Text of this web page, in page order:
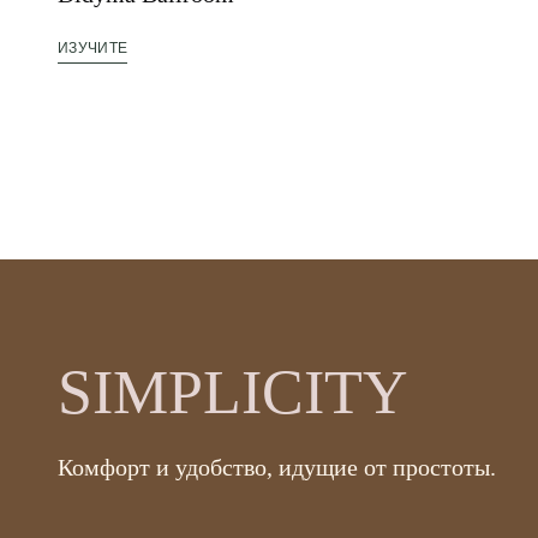
ИЗУЧИТЕ
SIMPLICITY
Комфорт и удобство, идущие от простоты.